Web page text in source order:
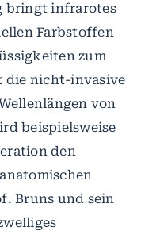
bringt infrarotes
Farbstoffen
zum
die nicht-invasive
von
beispielsweise
den
Bruns und sein